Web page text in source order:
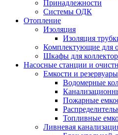
Принадлежности
Системы ОДК
Отопление
Изоляция
Изоляция
Комплектующие для
Шкафы для
Насосные станции и
Емкости и резервуары
Водомерные
Пожарные
Топливные
Ливневая